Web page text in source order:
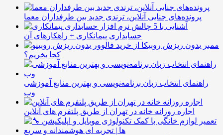
پرونده‌های جنایی آنلاین، ترندی جدید بین طرفداران معما
آشنایی با 5 چالش
حسابداری پیمانکاری + راهکارهای آن
ممبر بدون ریزش روبیکا از
کجا بخریم؟
راهنمای انتخاب زبان برنامه‌نویسی و بهترین منابع آموزشی
وب
اجاره روزانه خانه در تهران از طریق پلتفرم های آنلاین